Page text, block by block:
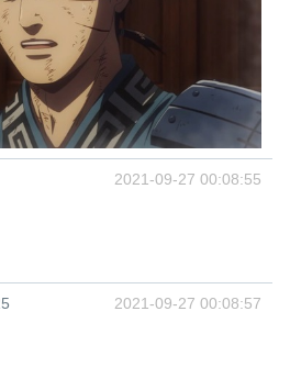
2021-09-27 00:08:55
2021-09-27 00:08:57